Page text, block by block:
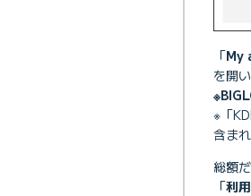
「My
を開
※「
含ま
総額
「利